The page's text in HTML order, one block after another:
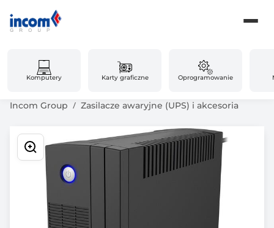
Komputery Karty graficzne Oprogramowanie
Incom Group Zasilacze awaryjne (UPS) i akcesoria